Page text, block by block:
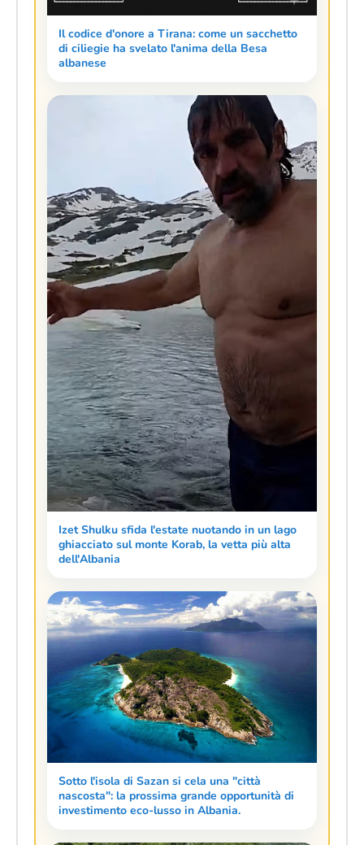
Il codice d'onore a Tirana: come un sacchetto
di ciliegie ha svelato l'anima della Besa
albanese
Izet Shulku sfida l'estate nuotando in un lago
ghiacciato sul monte Korab, la vetta più alta
dell'Albania
Sotto l'isola di Sazan si cela una "città
nascosta": la prossima grande opportunità di
investimento eco-lusso in Albania.